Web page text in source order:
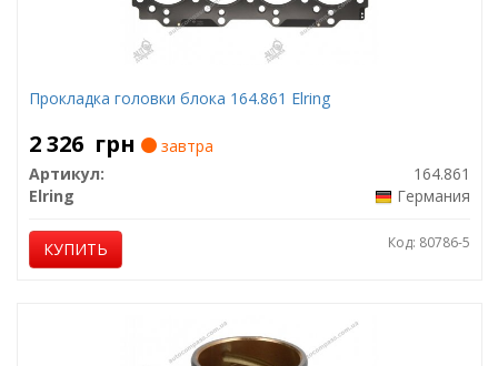
Прокладка головки блока 164.861 Elring
2 326 грн
завтра
Артикул:
164.861
Elring
Германия
КУПИТЬ Код: 80786-5